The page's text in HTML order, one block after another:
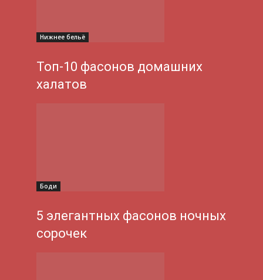
Нижнее бельё
Топ-10 фасонов домашних
халатов
Боди
5 элегантных фасонов ночных
сорочек